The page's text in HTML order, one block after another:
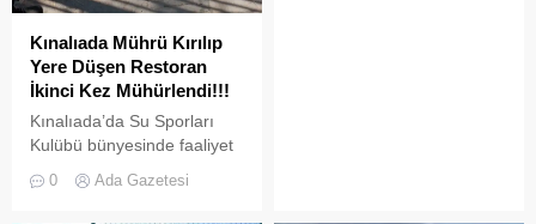
Kınalıada Mührü Kırılıp
Yere Düşen Restoran
İkinci Kez Mühürlendi!!!
Kınalıada’da Su Sporları
Kulübü bünyesinde faaliyet
ruhsat usulsüzlüğü ve adres
0 Ada Gazetesi